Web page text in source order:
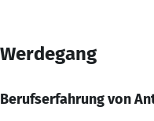
Werdegang
Berufserfahrung von